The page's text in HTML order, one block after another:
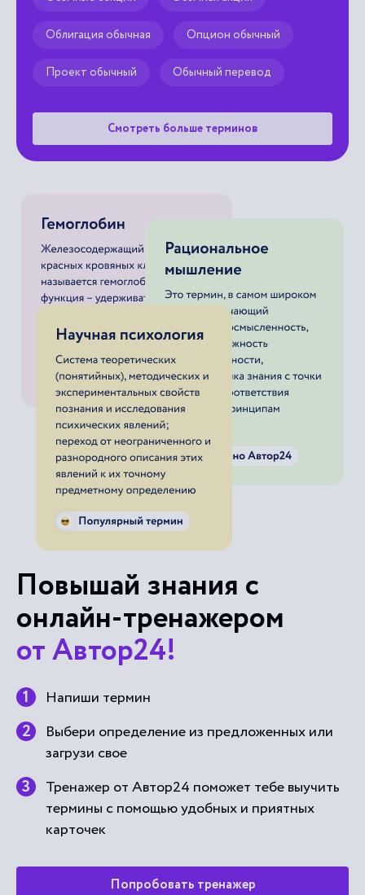
Облигация обычная Опцион обычный
Проект обычный Обычный перевод
Смотреть больше терминов
Повышай знания с
онлайн-тренажером
от Автор24!
Напиши термин
Выбери определение из предложенных или
загрузи свое
Тренажер от Автор24 поможет тебе выучить
термины с помощью удобных и приятных
карточек
Попробовать тренажер